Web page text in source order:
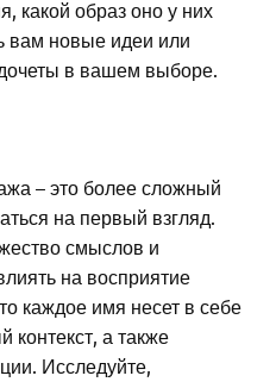
какой образ оно у них
вам новые идеи или
в вашем выборе.
– это более сложный
на первый взгляд.
смыслов и
на восприятие
каждое имя несет в себе
контекст, а также
Исследуйте,